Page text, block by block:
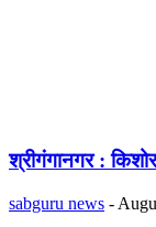
श्रीगंगानगर :
sabguru news -